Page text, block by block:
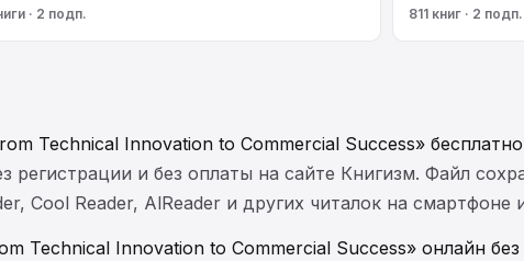
· 2 подп. 811 книг · 2 подп.
Technical Innovation to Commercial Success»
и без оплаты на сайте Книгизм. Файл
Cool Reader, AlReader и других читалок на смартфоне
Technical Innovation to Commercial Success» онлайн без